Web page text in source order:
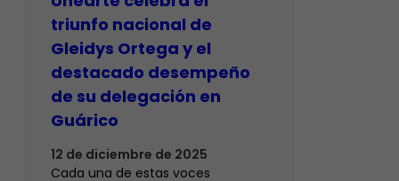
triunfo nacional de
Gleidys Ortega y el
destacado desempeño
de su delegación en
Guárico
12 de diciembre de 2025
Cada una de estas voces